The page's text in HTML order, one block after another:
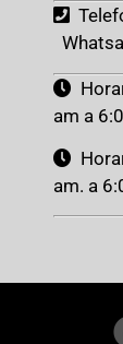
am a
am. a